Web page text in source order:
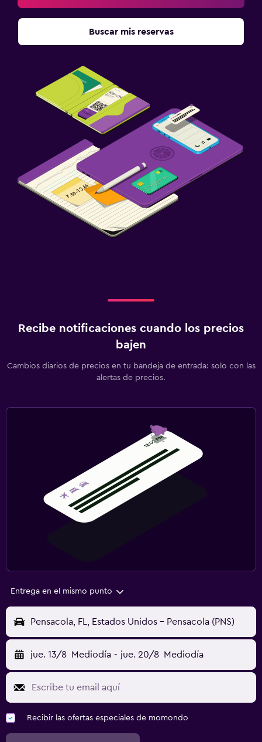
Buscar mis reservas
Recibe notificaciones cuando los precios
bajen
Cambios diarios de precios en tu bandeja de entrada: solo con las
alertas de precios.
Entrega en el mismo punto
Pensacola, FL, Estados Unidos - Pensacola (PNS)
jue. 13/8 Mediodía - jue. 20/8 Mediodía
Recibir las ofertas especiales de momondo